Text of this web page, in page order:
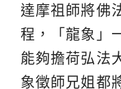
達摩祖師將佛
程，「龍象」
能夠擔荷弘法
象徵師兄姐都